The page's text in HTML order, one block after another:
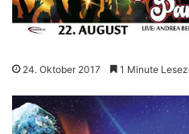
24. Oktober 2017 1 Minute